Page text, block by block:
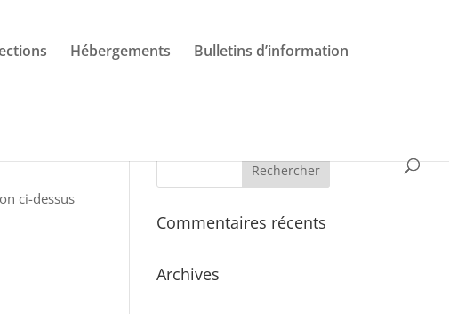
Hébergements Bulletins d’information
ci-dessus
Commentaires récents
Archives